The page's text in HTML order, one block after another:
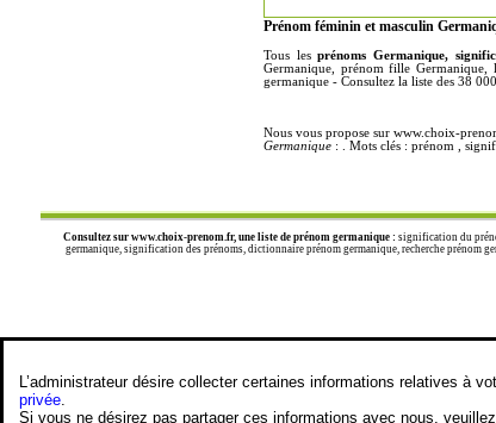
Prénom féminin et masculin
Tous lesprénoms Germanique,
Germanique, prénom fille Germanique,
germanique - Consultez la liste des 38
Nous vous propose sur www.choix-
Germanique : . Mots clés : prénom ,
Consultez sur www.choix-prenom.fr, une liste de prénom germanique : signification du
germanique, signification des prénoms, dictionnaire prénom germanique, recherche prénom
L’administrateur désire collecter certaines informations relatives à
privée
Si vous ne désirez pas partager ces informations avec nous,